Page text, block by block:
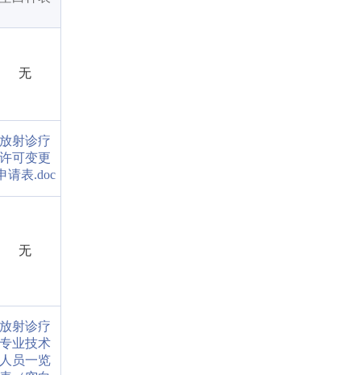
无
放射诊疗
许可变更
请表.doc
无
放射诊疗
专业技术
人员一览